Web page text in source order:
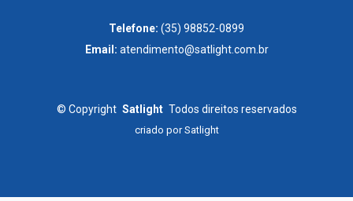
Telefone: (35) 98852-0899
Email: atendimento@satlight.com.br
© Copyright Satlight Todos direitos reservados
criado porSatlight